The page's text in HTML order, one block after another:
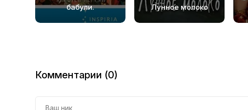
31
32
35
36
бабули.
Руководство по
Лунное молоко
Комментарии (0)